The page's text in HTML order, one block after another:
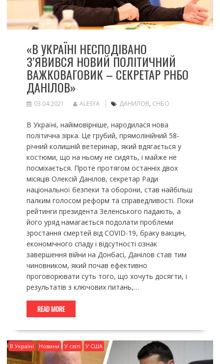
«В УКРАЇНІ НЕСПОДІВАНО
З’ЯВИВСЯ НОВИЙ ПОЛІТИЧНИЙ
ВАЖКОВАГОВИК – СЕКРЕТАР РНБО
ДАНІЛОВ»
03.04.2021 ALESYA ДАНИЛОВ, СНБО
В Україні, найімовірніше, народилася нова
політична зірка. Це грубий, прямолінійний 58-
річний колишній ветеринар, який вдягається у
костюми, що на ньому не сидять, і майже не
посміхається. Проте протягом останніх двох
місяців Олексій Данілов, секретар Ради
національної безпеки та оборони, став найбільш
палким голосом реформ та справедливості. Поки
рейтинги президента Зеленського падають, а
його уряд намагається подолати проблеми
зростання смертей від COVID-19, браку вакцин,
економічного спаду і відсутності ознак
завершення війни на Донбасі, Данілов став тим
чиновником, який почав ефективно
проговорювати суть того, що хочуть досягти, і
результатів з ключових питань,…
READ MORE
В Україні Новини У світі У США